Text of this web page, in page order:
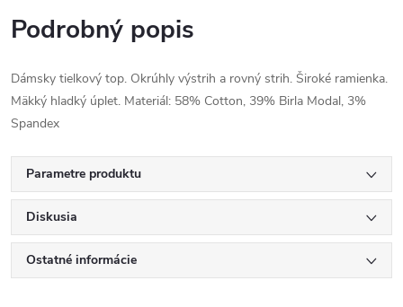
Podrobný popis
Dámsky tielkový top. Okrúhly výstrih a rovný strih. Široké ramienka.
Mäkký hladký úplet. Materiál: 58% Cotton, 39% Birla Modal, 3%
Spandex
Parametre produktu
Diskusia
Ostatné informácie